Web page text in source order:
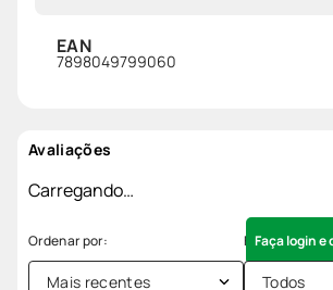
EAN
7898049799060
Avaliações
Carregando…
Faça login e
Mais recentes Todos